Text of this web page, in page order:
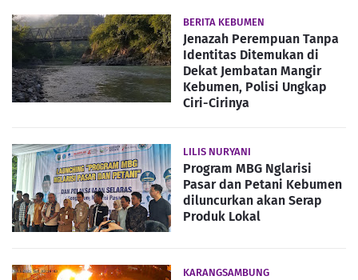
BERITA KEBUMEN
Jenazah Perempuan Tanpa
Identitas Ditemukan di
Dekat Jembatan Mangir
Kebumen, Polisi Ungkap
Ciri-Cirinya
LILIS NURYANI
Program MBG Nglarisi
Pasar dan Petani Kebumen
diluncurkan akan Serap
Produk Lokal
KARANGSAMBUNG